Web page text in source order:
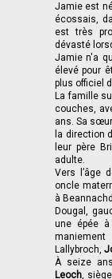
Jamie est
écossais,
est très
dévasté
Jamie n'a
élevé pour
plus officiel
La famille
couches,
ans. Sa
la direction
leur père
adulte.
Vers l’âge
oncle
à
Dougal,
une épée
Lallybroch,
À seize
Leoch,